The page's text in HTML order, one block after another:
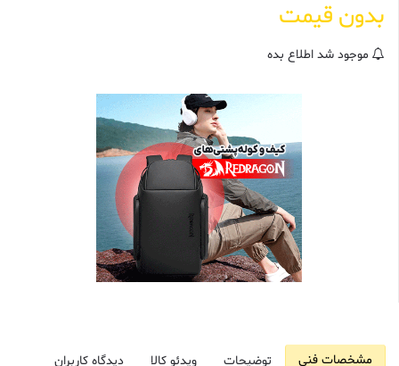
ا
ا
م
بدون قیمت
موجود شد اطلاع بده
مشخصات فنی توضیحات ویدئو کالا دیدگاه کاربران